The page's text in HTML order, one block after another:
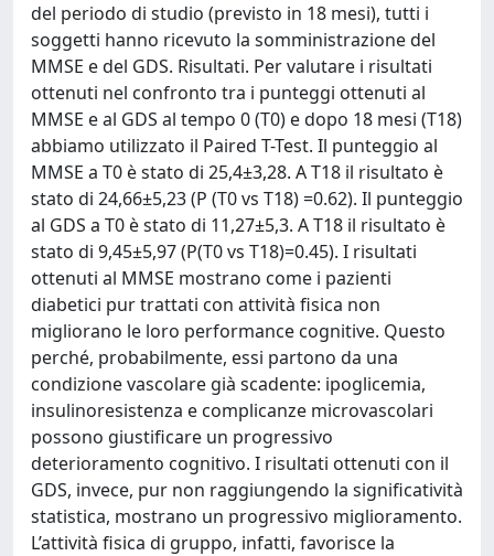
del periodo di studio (previsto in 18 mesi), tutti i
soggetti hanno ricevuto la somministrazione del
MMSE e del GDS. Risultati. Per valutare i risultati
ottenuti nel confronto tra i punteggi ottenuti al
MMSE e al GDS al tempo 0 (T0) e dopo 18 mesi (T18)
abbiamo utilizzato il Paired T-Test. Il punteggio al
MMSE a T0 è stato di 25,4±3,28. A T18 il risultato è
stato di 24,66±5,23 (P (T0 vs T18) =0.62). Il punteggio
al GDS a T0 è stato di 11,27±5,3. A T18 il risultato è
stato di 9,45±5,97 (P(T0 vs T18)=0.45). I risultati
ottenuti al MMSE mostrano come i pazienti
diabetici pur trattati con attività fisica non
migliorano le loro performance cognitive. Questo
perché, probabilmente, essi partono da una
condizione vascolare già scadente: ipoglicemia,
insulinoresistenza e complicanze microvascolari
possono giustificare un progressivo
deterioramento cognitivo. I risultati ottenuti con il
GDS, invece, pur non raggiungendo la significatività
statistica, mostrano un progressivo miglioramento.
L’attività fisica di gruppo, infatti, favorisce la